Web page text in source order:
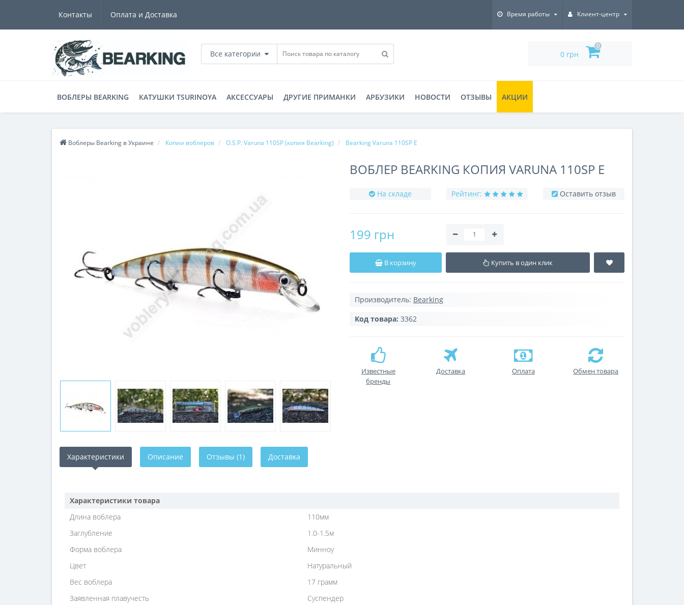
Контакты Оплата и Доставка Время работы Клиент-центр
Все категории 0 грн
0
ВОБЛЕРЫ BEARKING КАТУШКИ TSURINOYA АКСЕССУАРЫ ДРУГИЕ ПРИМАНКИ АРБУЗИКИ НОВОСТИ ОТЗЫВЫ АКЦИИ
Воблеры Bearking в Украине Копии воблеров O.S.P. Varuna 110SP (копия Bearking) Bearking Varuna 110SP E
ВОБЛЕР BEARKING КОПИЯ VARUNA 110SP E
На складе Рейтинг: Оставить отзыв
199 грн
В корзину Купить в один клик
Производитель: Bearking
Код товара: 3362
Известные
бренды
Доставка Оплата Обмен товара
Характеристики Описание Отзывы (1) Доставка
Характеристики товара
Длина воблера
110мм
Заглубление
1.0-1.5м
Форма воблера
Минноу
Цвет
Натуральный
Вес воблера
17 грамм
Заявленная плавучесть
Суспендер